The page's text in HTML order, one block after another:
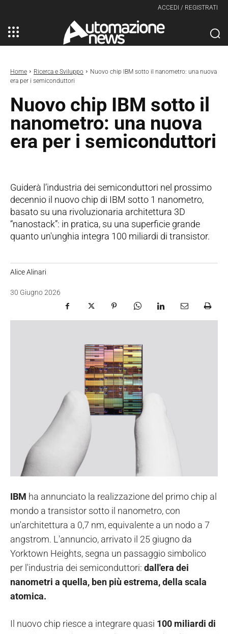
ACCEDI / REGISTRATI
Home Ricerca e Sviluppo
Nuovo chip IBM sotto il nanometro: una nuova
era per i semiconduttori
Nuovo chip IBM sotto il
nanometro: una nuova
era per i semiconduttori
Guiderà l’industria dei semiconduttori nel prossimo
decennio il nuovo chip di IBM sotto 1 nanometro,
basato su una rivoluzionaria architettura 3D
“nanostack”: in pratica, su una superficie grande
quanto un'unghia integra 100 miliardi di transistor.
Alice Alinari
30 Giugno 2026
IBM ha annunciato la realizzazione del primo chip al
mondo a transistor sotto il nanometro, con
un'architettura a 0,7 nm, equivalente a un nodo a 7
angstrom. L'annuncio, arrivato il 25 giugno da
Yorktown Heights, segna un passaggio simbolico
per l'industria dei semiconduttori: dall'era dei
nanometri a quella, ben più estrema, della scala
atomica.
Il nuovo chip riesce a integrare quasi 100 miliardi di